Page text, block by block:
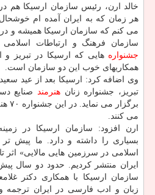
خالد ارن، رئیس سازمان ارسیكا هم
هر زمان كه به ایران آمده ام
می كنم كه سازمان ارسیكا همیشه و در
سازمان فرهنگ و ارتباطات
جشنواره هایی كه ارسیكا در تبریز
همكاریهای خوب این دو سازمان است.
وی اضافه كرد: ارسیكا بعد از عید
تبریز، جشنواره زنان هنرمند صنایع
برگزار می نماید. در این جشنواره ۷۰ هنرمند از سراسر جهان
می كنند.
ارن افزود: سازمان ارسیكا در
بسیاری را داشته و دارد. ما پیش
اسلامی در سرزمین هایی مالایی» اثر
ایران منتشر كردیم. حدود دو سال
سازمان ارسیكا با همكاری دكتر
زبان و ادب فارسی در ایران ترجمه و